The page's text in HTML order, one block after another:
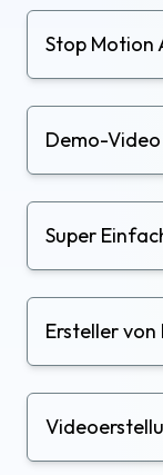
Stop Motion
Demo-
Super
Ersteller